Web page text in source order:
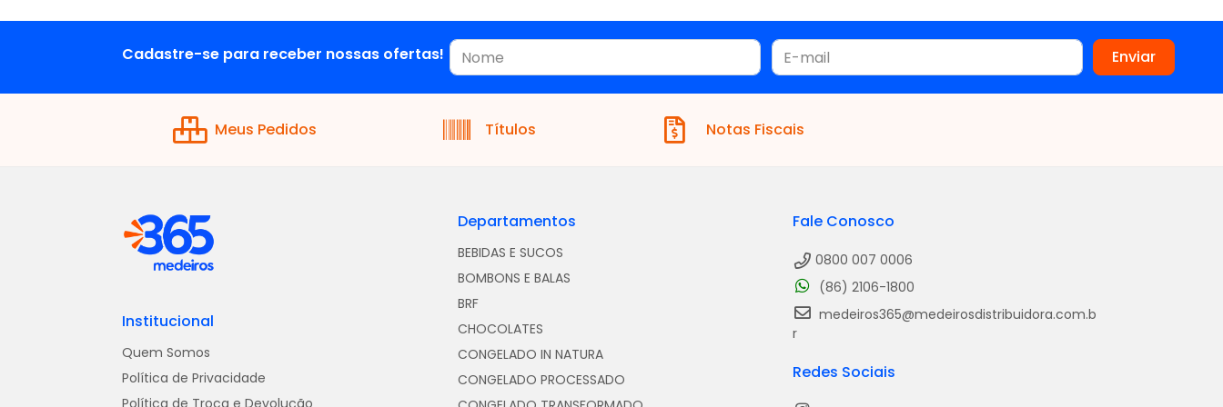
Cadastre-se para receber nossas ofertas!
Meus Pedidos Títulos Notas Fiscais
Institucional
Quem Somos
Política de Privacidade
Política de Troca e Devolução
Departamentos
BEBIDAS E SUCOS
BOMBONS E BALAS
BRF
CHOCOLATES
CONGELADO IN NATURA
CONGELADO PROCESSADO
Fale Conosco
0800 007 0006
(86) 2106-1800
medeiros365@medeirosdistribuidora.com.b
r
Redes Sociais